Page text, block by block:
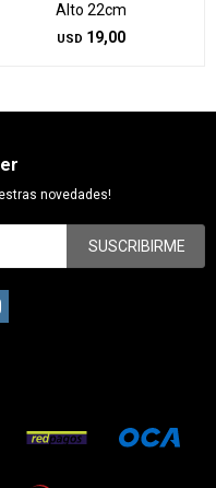
Alto 22cm
USD 19,00
novedades!
SUSCRIBIRME